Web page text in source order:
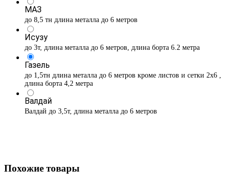
МАЗ
до 8,5 тн длина металла до 6 метров
Исузу
до 3т, длина металла до 6 метров, длина борта 6.2 метра
Газель
до 1,5тн длина металла до 6 метров кроме листов и сетки 2х6 ,
длина борта 4,2 метра
Валдай
Валдай до 3,5т, длина металла до 6 метров
Похожие товары